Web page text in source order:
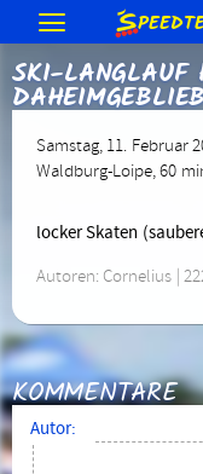
S
Neuigkeiten
Allgemeine
Forum (intern)
Termine &
Training
Corona
Beteiligung
Rennen &
Anmeldung
Mitglieder
Biete & Suche
Impressum
Kontakt
Weiteres
SKI-LANGLAUF
Samstag, 11. Februar
Waldburg-Loipe, 60
locker Skaten
Autoren: Cornelius |
KOMMENTARE
Autor: